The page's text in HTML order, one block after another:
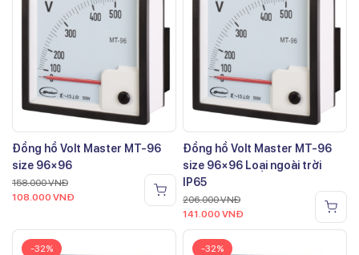
Đồng hồ Volt Master MT-96
size 96×96
158.000VNĐ
108.000 VNĐ
Đồng hồ Volt Master MT-96
size 96×96 Loại ngoài trời
IP65
206.000VNĐ
141.000 VNĐ
-32% -32%